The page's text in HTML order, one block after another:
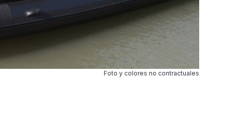
Foto y colores no contractuales